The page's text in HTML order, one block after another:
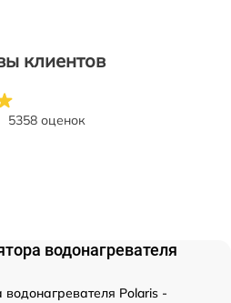
клиентов
5358 оценок
водонагревателя
Polaris -